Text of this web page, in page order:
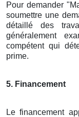
Pour demander
soumettre une
détaillé des
généralement
compétent qui
prime.
5. Financement
Le financement